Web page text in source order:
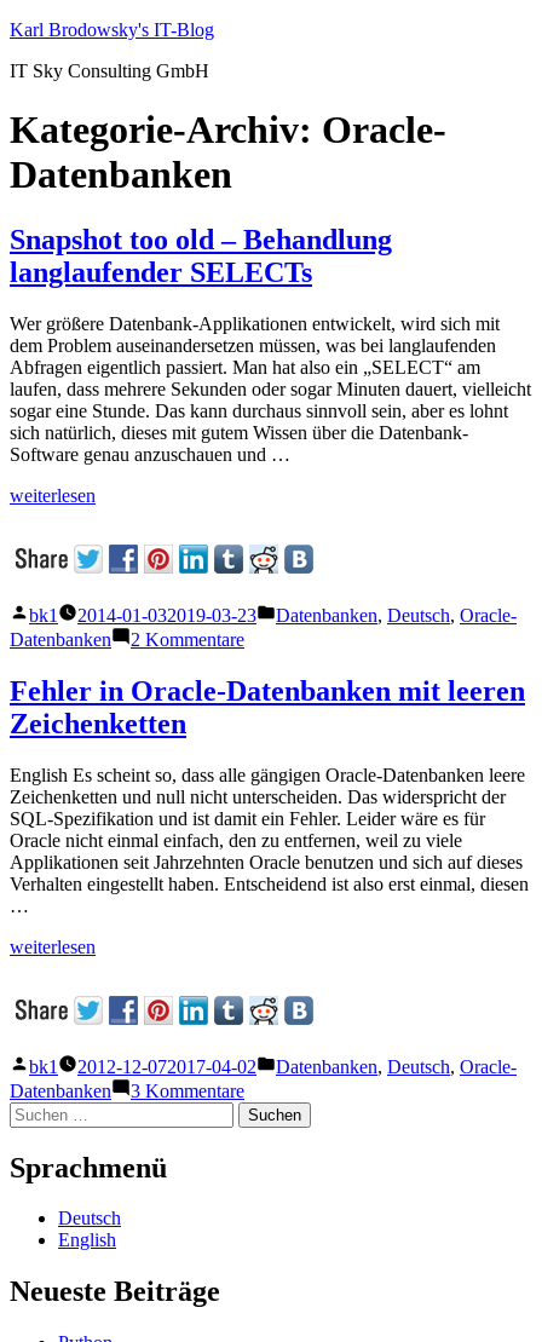
Zum
springen
Karl Brodowsky's IT-Blog
IT Sky Consulting GmbH
Kategorie-Archiv: Oracle-
Datenbanken
Snapshot too old – Behandlung
langlaufender SELECTs
Wer größere Datenbank-Applikationen entwickelt, wird sich mit
dem Problem auseinandersetzen müssen, was bei langlaufenden
Abfragen eigentlich passiert. Man hat also ein „SELECT“ am
laufen, dass mehrere Sekunden oder sogar Minuten dauert, vielleicht
sogar eine Stunde. Das kann durchaus sinnvoll sein, aber es lohnt
sich natürlich, dieses mit gutem Wissen über die Datenbank-
Software genau anzuschauen und …
„Snapshot
–
langlaufender
SELECTs“
weiterlesen
Veröffentlicht
von
bk1 2014-01-032019-03-23
Veröffentlicht
Datenbanken, Deutsch, Oracle-
Datenbanken
2 Kommentarezu
too
old
langlaufender
SELECTs
Fehler in Oracle-Datenbanken mit leeren
Zeichenketten
English Es scheint so, dass alle gängigen Oracle-Datenbanken leere
Zeichenketten und null nicht unterscheiden. Das widerspricht der
SQL-Spezifikation und ist damit ein Fehler. Leider wäre es für
Oracle nicht einmal einfach, den zu entfernen, weil zu viele
Applikationen seit Jahrzehnten Oracle benutzen und sich auf dieses
Verhalten eingestellt haben. Entscheidend ist also erst einmal, diesen
…
„Fehler
Datenbanken
leeren
Zeichenketten“
weiterlesen
Veröffentlicht
von
bk1 2012-12-072017-04-02
Veröffentlicht
Datenbanken, Deutsch, Oracle-
Datenbanken
3 Kommentarezu
Fehler
in
Suchen
nach:
Sprachmenü
Deutsch
English
Neueste Beiträge